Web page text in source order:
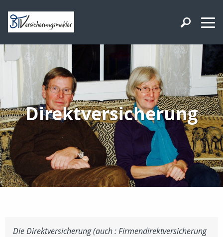
Direktversicherung
Die Direktversicherung (auch : Firmendirektversicherung